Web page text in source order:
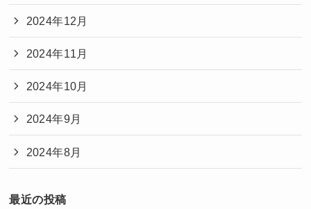
2024年12月
2024年11月
2024年10月
2024年9月
2024年8月
最近の投稿